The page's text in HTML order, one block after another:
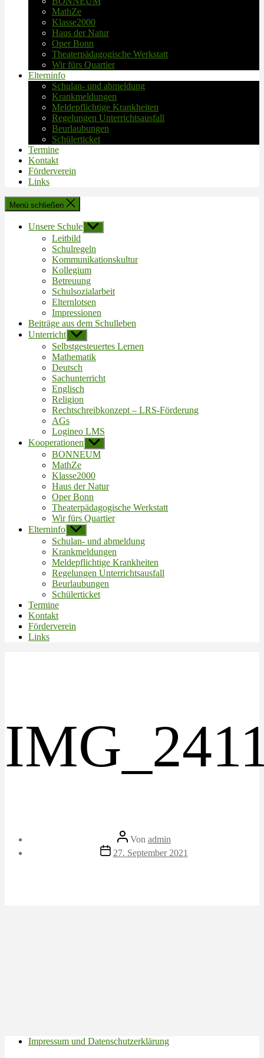
MathZe
Klasse2000
Haus der Natur
Oper Bonn
Theaterpädagogische Werkstatt
Wir fürs Quartier
Elterninfo
Schulan- und abmeldung
Krankmeldungen
Meldepflichtige Krankheiten
Regelungen Unterrichtsausfall
Beurlaubungen
Schülerticket
Termine
Kontakt
Förderverein
Links
Menü schließen
Unsere Schule Untermenü
anzeigen
Leitbild
Schulregeln
Kommunikationskultur
Kollegium
Betreuung
Schulsozialarbeit
Elternlotsen
Impressionen
Beiträge aus dem Schulleben
Unterricht Untermenü
anzeigen
Selbstgesteuertes Lernen
Mathematik
Deutsch
Sachunterricht
Englisch
Religion
Rechtschreibkonzept – LRS-Förderung
AGs
Logineo LMS
Kooperationen Untermenü
anzeigen
BONNEUM
MathZe
Klasse2000
Haus der Natur
Oper Bonn
Theaterpädagogische Werkstatt
Wir fürs Quartier
Elterninfo Untermenü
anzeigen
Schulan- und abmeldung
Krankmeldungen
Meldepflichtige Krankheiten
Regelungen Unterrichtsausfall
Beurlaubungen
Schülerticket
Termine
Kontakt
Förderverein
Links
Beitragsautor
Von admin
Veröffentlichungsdatum
27. September 2021
Impressum und Datenschutzerklärung